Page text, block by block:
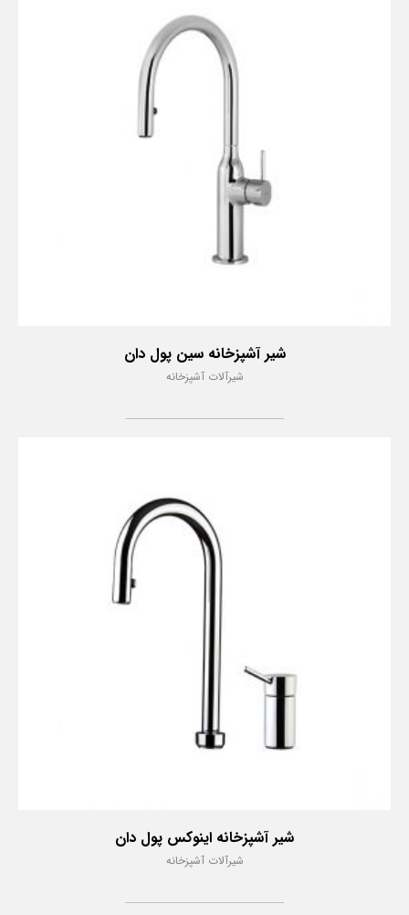
شیر آشپزخانه سین پول دان
شیرآلات آشپزخانه
شیر آشپزخانه اینوکس پول دان
شیرآلات آشپزخانه